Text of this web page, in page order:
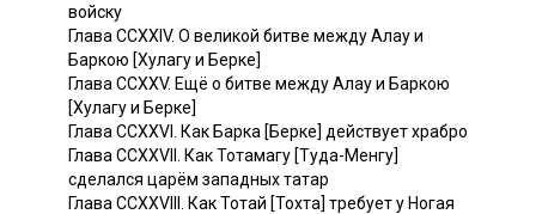
войску
Глава CCXXIV. О великой битве между Алау и
Баркою [Хулагу и Берке]
Глава CCXXV. Ещё о битве между Алау и Баркою
[Хулагу и Берке]
Глава CCXXVI. Как Барка [Берке] действует храбро
Глава CCXXVII. Как Тотамагу [Туда-Менгу]
сделался царём западных татар
Глава CCXXVIII. Как Тотай [Тохта] требует у Ногая